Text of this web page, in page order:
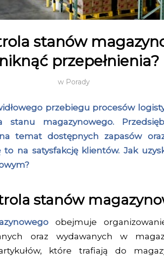
stanów
przepełnienia?
w Porady
przebiegu procesów
stanu magazynowego.
temat dostępnych zapasów
to na satysfakcję klientów. Jak
stanów
obejmuje
oraz wydawanych w
które trafiają do